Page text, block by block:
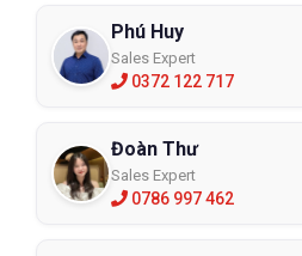
Phú Huy
Sales Expert
0372 122 717
Đoàn Thư
Sales Expert
0786 997 462